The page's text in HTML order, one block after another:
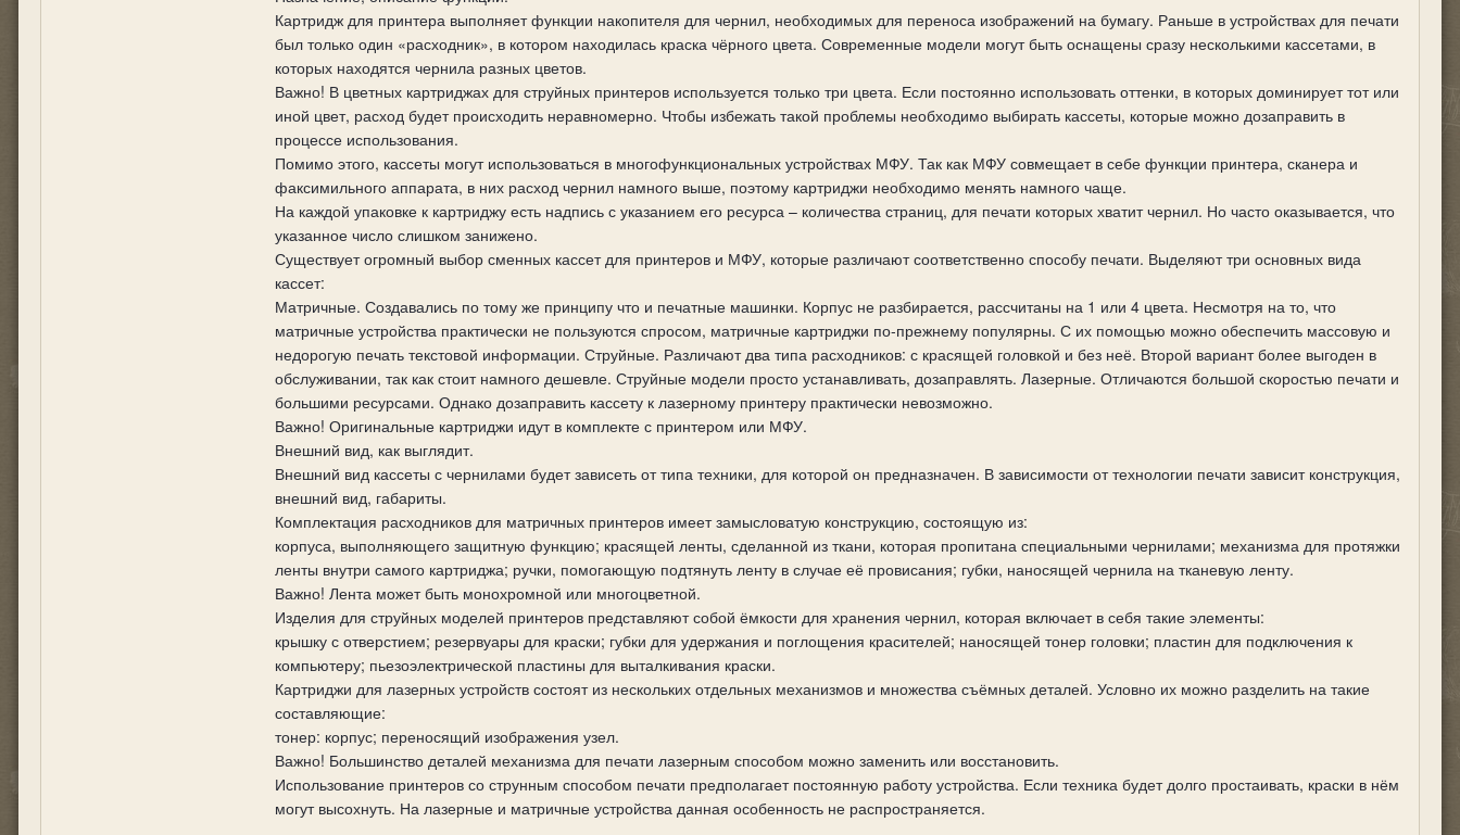
Картридж для принтера выполняет функции накопителя для чернил, необходимых для переноса изображений на бумагу. Раньше в устройствах для печати
был только один «расходник», в котором находилась краска чёрного цвета. Современные модели могут быть оснащены сразу несколькими кассетами, в
которых находятся чернила разных цветов.
Важно! В цветных картриджах для струйных принтеров используется только три цвета. Если постоянно использовать оттенки, в которых доминирует тот или
иной цвет, расход будет происходить неравномерно. Чтобы избежать такой проблемы необходимо выбирать кассеты, которые можно дозаправить в
процессе использования.
Помимо этого, кассеты могут использоваться в многофункциональных устройствах МФУ. Так как МФУ совмещает в себе функции принтера, сканера и
факсимильного аппарата, в них расход чернил намного выше, поэтому картриджи необходимо менять намного чаще.
На каждой упаковке к картриджу есть надпись с указанием его ресурса – количества страниц, для печати которых хватит чернил. Но часто оказывается, что
указанное число слишком занижено.
Существует огромный выбор сменных кассет для принтеров и МФУ, которые различают соответственно способу печати. Выделяют три основных вида
кассет:
Матричные. Создавались по тому же принципу что и печатные машинки. Корпус не разбирается, рассчитаны на 1 или 4 цвета. Несмотря на то, что
матричные устройства практически не пользуются спросом, матричные картриджи по-прежнему популярны. С их помощью можно обеспечить массовую и
недорогую печать текстовой информации. Струйные. Различают два типа расходников: с красящей головкой и без неё. Второй вариант более выгоден в
обслуживании, так как стоит намного дешевле. Струйные модели просто устанавливать, дозаправлять. Лазерные. Отличаются большой скоростью печати и
большими ресурсами. Однако дозаправить кассету к лазерному принтеру практически невозможно.
Важно! Оригинальные картриджи идут в комплекте с принтером или МФУ.
Внешний вид, как выглядит.
Внешний вид кассеты с чернилами будет зависеть от типа техники, для которой он предназначен. В зависимости от технологии печати зависит конструкция,
внешний вид, габариты.
Комплектация расходников для матричных принтеров имеет замысловатую конструкцию, состоящую из:
корпуса, выполняющего защитную функцию; красящей ленты, сделанной из ткани, которая пропитана специальными чернилами; механизма для протяжки
ленты внутри самого картриджа; ручки, помогающую подтянуть ленту в случае её провисания; губки, наносящей чернила на тканевую ленту.
Важно! Лента может быть монохромной или многоцветной.
Изделия для струйных моделей принтеров представляют собой ёмкости для хранения чернил, которая включает в себя такие элементы:
крышку с отверстием; резервуары для краски; губки для удержания и поглощения красителей; наносящей тонер головки; пластин для подключения к
компьютеру; пьезоэлектрической пластины для выталкивания краски.
Картриджи для лазерных устройств состоят из нескольких отдельных механизмов и множества съёмных деталей. Условно их можно разделить на такие
составляющие:
тонер: корпус; переносящий изображения узел.
Важно! Большинство деталей механизма для печати лазерным способом можно заменить или восстановить.
Использование принтеров со струнным способом печати предполагает постоянную работу устройства. Если техника будет долго простаивать, краски в нём
могут высохнуть. На лазерные и матричные устройства данная особенность не распространяется.